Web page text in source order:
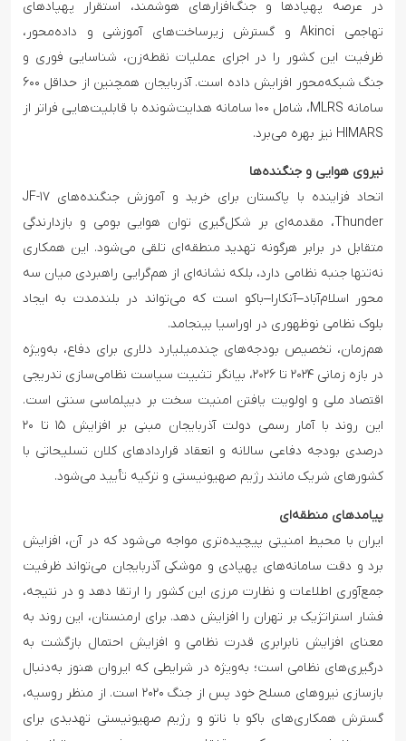
در عرصه پهپادها و جنگ‌افزارهای هوشمند، استقرار پهپادهای
تهاجمی Akinci و گسترش زیرساخت‌های آموزشی و داده‌محور،
ظرفیت این کشور را در اجرای عملیات نقطه‌زن، شناسایی فوری و
جنگ شبکه‌محور افزایش داده است. آذربایجان همچنین از حداقل ۶۰۰
سامانه MLRS، شامل ۱۰۰ سامانه هدایت‌شونده با قابلیت‌هایی فراتر از
HIMARS نیز بهره می‌برد.
نیروی هوایی و جنگنده‌ها
اتحاد فزاینده با پاکستان برای خرید و آموزش جنگنده‌های JF-۱۷
Thunder، مقدمه‌ای بر شکل‌گیری توان هوایی بومی و بازدارندگی
متقابل در برابر هرگونه تهدید منطقه‌ای تلقی می‌شود. این همکاری
نه‌تنها جنبه نظامی دارد، بلکه نشانه‌ای از هم‌گرایی ‌راهبردی میان سه
محور اسلام‌آباد–آنکارا–باکو است که می‌تواند در بلندمدت به ایجاد
بلوک نظامی نوظهوری در اوراسیا بینجامد.
هم‌زمان، تخصیص بودجه‌های چندمیلیارد دلاری برای دفاع، به‌ویژه
در بازه زمانی ۲۰۲۴ تا ۲۰۲۶، بیانگر تثبیت سیاست نظامی‌سازی تدریجی
اقتصاد ملی و اولویت یافتن امنیت سخت بر دیپلماسی سنتی است.
این روند با آمار رسمی دولت آذربایجان مبنی بر افزایش ۱۵ تا ۲۰
درصدی بودجه دفاعی سالانه و انعقاد قراردادهای کلان تسلیحاتی با
کشورهای شریک مانند رژیم صهیونیستی و ترکیه تأیید می‌شود.
پیامدهای منطقه‌ای
ایران با محیط امنیتی پیچیده‌تری مواجه می‌شود که در آن، افزایش
برد و دقت سامانه‌های پهپادی و موشکی آذربایجان می‌تواند ظرفیت
جمع‌آوری اطلاعات و نظارت مرزی این کشور را ارتقا دهد و در نتیجه،
فشار استراتژیک بر تهران را افزایش دهد. برای ارمنستان، این روند به
معنای افزایش نابرابری قدرت نظامی و افزایش احتمال بازگشت به
درگیری‌های نظامی است؛ به‌ویژه در شرایطی که ایروان هنوز به‌دنبال
بازسازی نیروهای مسلح خود پس از جنگ ۲۰۲۰ است. از منظر روسیه،
گسترش همکاری‌های باکو با ناتو و رژیم صهیونیستی تهدیدی برای